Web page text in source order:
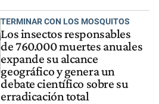
TERMINAR CON LOS MOSQUITOS
Los insectos responsables
de 760.000 muertes anuales
expande su alcance
geográfico y genera un
debate científico sobre su
erradicación total